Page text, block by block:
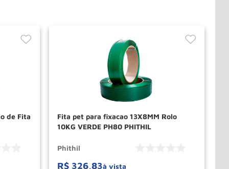
de Fita
Fita pet para fixacao 13X8MM Rolo
10KG VERDE PH80 PHITHIL
Phithil
R$ 326,83à vista